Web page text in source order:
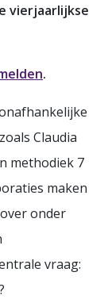
vierjaarlijkse
.
Claudia
methodiek 7
maken
onder
vraag: